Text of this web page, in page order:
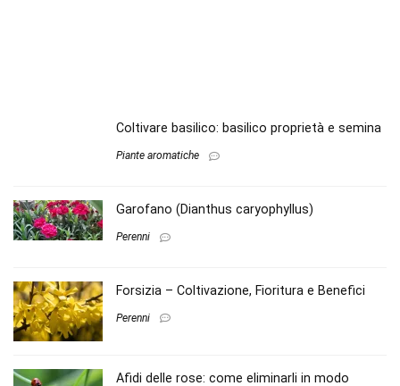
Coltivare basilico: basilico proprietà e semina
Piante aromatiche
Garofano (Dianthus caryophyllus)
Perenni
Forsizia – Coltivazione, Fioritura e Benefici
Perenni
Afidi delle rose: come eliminarli in modo